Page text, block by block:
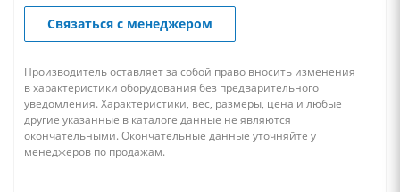
Связаться с менеджером
Производитель оставляет за собой право вносить изменения
в характеристики оборудования без предварительного
уведомления. Характеристики, вес, размеры, цена и любые
другие указанные в каталоге данные не являются
окончательными. Окончательные данные уточняйте у
менеджеров по продажам.